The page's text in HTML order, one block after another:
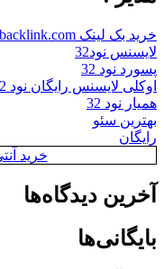
خرید بک لینک behtarinbacklink.com
لایسنس نود32
پسورد نود 32
اوکلی لایسنس رایگان نود 32
همیار نود 32
بهترین سئو
رایگان
خرید
آخرین دیدگاه‌ها
بایگانی‌ها